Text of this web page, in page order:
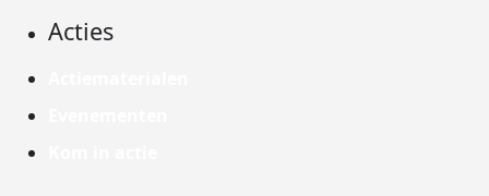
Acties